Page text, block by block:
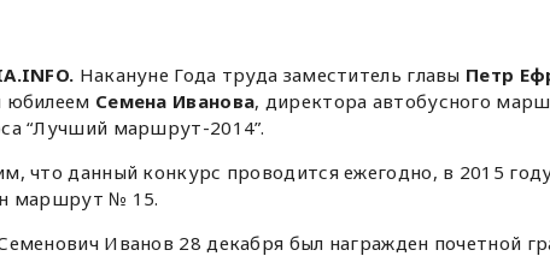
Накануне Года труда заместитель главы Петр
юбилеем Семена Иванова, директора автобусного
“Лучший маршрут-2014”.
что данный конкурс проводится ежегодно, в 2015
маршрут № 15.
Иванов 28 декабря был награжден почетной